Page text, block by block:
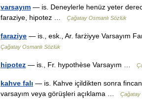
varsayım — is. Deneylerle henüz yeter
faraziye, hipotez …
Çağatay Osmanlı Sözlük
faraziye — is., esk., Ar. farżiyye Varsayım
Çağatay Osmanlı Sözlük
hipotez — is., Fr. hypothèse Varsayım …
kahve falı — is. Kahve içildikten sonra
varsayım veya görüşleri açıklama …
Çağatay